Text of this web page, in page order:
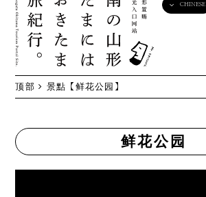
CHINESE
顶部 景點 【鲜花公园】
鲜花公园